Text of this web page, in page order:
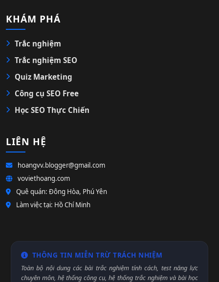
KHÁM PHÁ
Trắc nghiệm
Trắc nghiệm SEO
Quiz Marketing
Công cụ SEO Free
Học SEO Thực Chiến
LIÊN HỆ
hoangvv.blogger@gmail.com
voviethoang.com
Quê quán: Đông Hòa, Phú Yên
Làm việc tại: Hồ Chí Minh
THÔNG TIN MIỄN TRỪ TRÁCH NHIỆM
Toàn bộ nội dung các bài trắc nghiệm tính cách, test năng lực
chuyên môn, hệ thống công cụ, hệ thống trắc nghiệm và bài học